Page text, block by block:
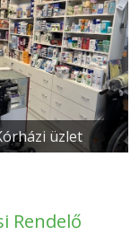
üzlet
Rendelő